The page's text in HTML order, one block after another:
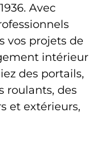
Avec
vos projets de
intérieur
des portails,
roulants, des
et extérieurs,